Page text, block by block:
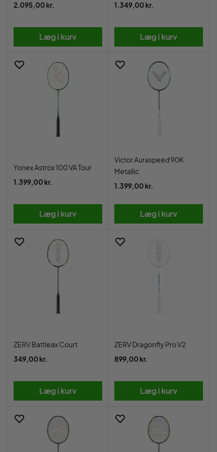
2.095,00 kr.
Læg i kurv
1.349,00 kr.
Læg i kurv
Yonex Astrox 100 VA Tour
1.399,00 kr.
Læg i kurv
Victor Auraspeed 90K
Metallic
1.399,00 kr.
Læg i kurv
ZERV Battleax Court
349,00 kr.
Læg i kurv
ZERV Dragonfly Pro V2
899,00 kr.
Læg i kurv